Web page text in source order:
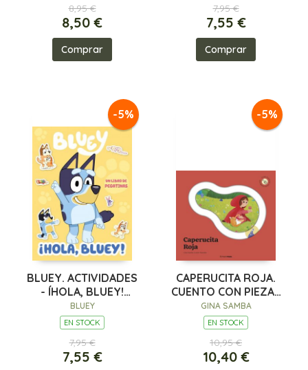
8,95 €
8,50 €
Comprar
7,95 €
7,55 €
Comprar
-5%
BLUEY. ACTIVIDADES
- ÍHOLA, BLUEY!
LIBRO DE PEGATI
BLUEY
EN STOCK
7,95 €
7,55 €
-5%
CAPERUCITA ROJA.
CUENTO CON PIEZAS
DESLIZABLES
GINA SAMBA
EN STOCK
10,95 €
10,40 €